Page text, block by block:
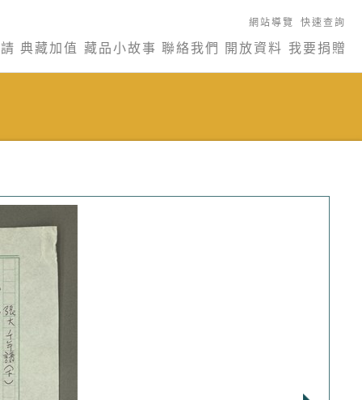
網站導覽 快速查詢
典藏加值 藏品小故事 聯絡我們 開放資料 我要捐贈